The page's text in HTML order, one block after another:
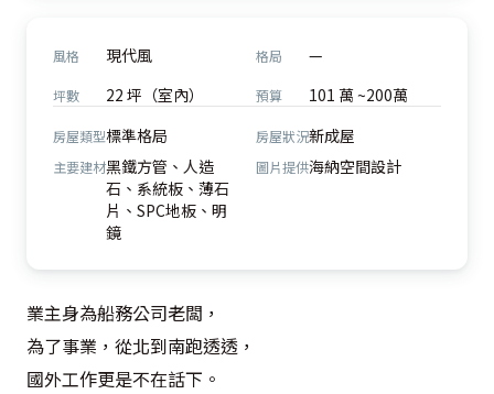
風格 現代風 格局 —
坪數 22 坪（室內） 預算 101 萬 ~200萬
房屋類型標準格局 房屋狀況新成屋
主要建材黑鐵方管、人造
石、系統板、薄石
片、SPC地板、明
鏡
圖片提供海納空間設計
業主身為船務公司老闆，
為了事業，從北到南跑透透，
國外工作更是不在話下。